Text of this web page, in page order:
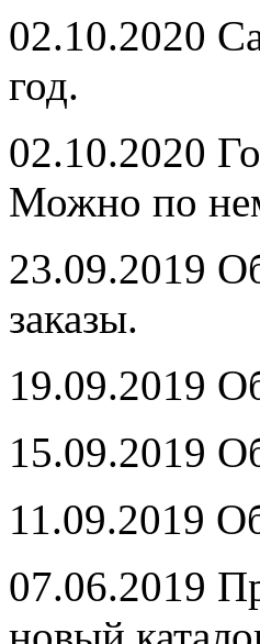
02.10.2020
год.
02.10.2020
Можно по
23.09.2019
заказы.
19.09.2019
15.09.2019
11.09.2019
07.06.2019